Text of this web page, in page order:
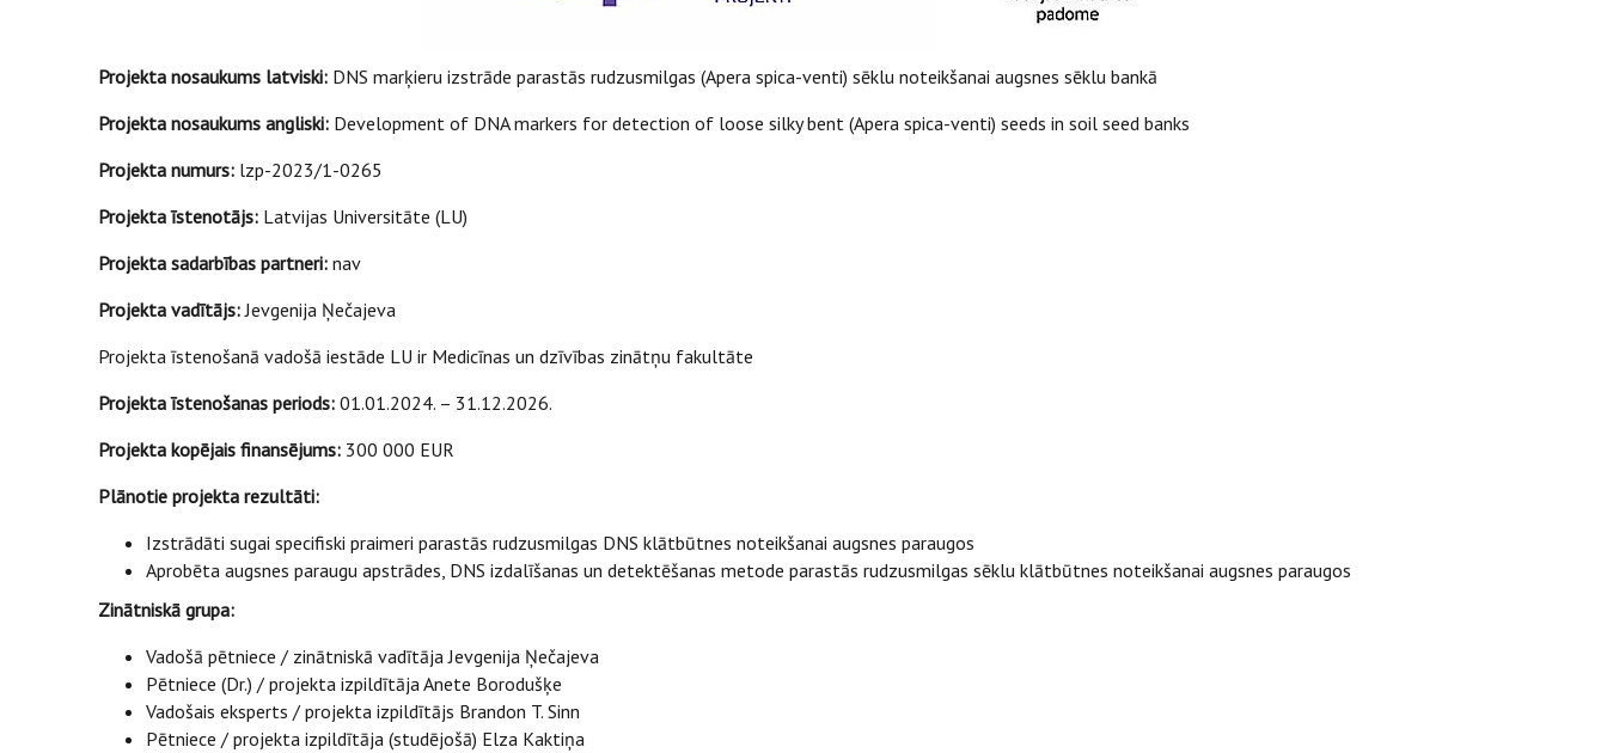
Projekta nosaukums latviski: DNS marķieru izstrāde parastās rudzusmilgas (Apera spica-venti) sēklu noteikšanai augsnes sēklu bankā
Projekta nosaukums angliski: Development of DNA markers for detection of loose silky bent (Apera spica-venti) seeds in soil seed banks
Projekta numurs: lzp-2023/1-0265
Projekta īstenotājs: Latvijas Universitāte (LU)
Projekta sadarbības partneri: nav
Projekta vadītājs:Jevgenija Ņečajeva
Projekta īstenošanā vadošā iestāde LU ir Medicīnas un dzīvības zinātņu fakultāte
Projekta īstenošanas periods: 01.01.2024. – 31.12.2026.
Projekta kopējais finansējums: 300 000 EUR
Plānotie projekta rezultāti:
Izstrādāti sugai specifiski praimeri parastās rudzusmilgas DNS klātbūtnes noteikšanai augsnes paraugos
Aprobēta augsnes paraugu apstrādes, DNS izdalīšanas un detektēšanas metode parastās rudzusmilgas sēklu klātbūtnes noteikšanai augsnes paraugos
Zinātniskā grupa:
Vadošā pētniece / zinātniskā vadītāja Jevgenija Ņečajeva
Pētniece (Dr.) / projekta izpildītāja Anete Borodušķe
Vadošais eksperts / projekta izpildītājs Brandon T. Sinn
Pētniece / projekta izpildītāja (studējošā) Elza Kaktiņa